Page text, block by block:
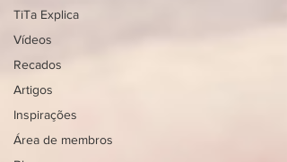
TiTa Explica
Vídeos
Recados
Artigos
Inspirações
Área de membros